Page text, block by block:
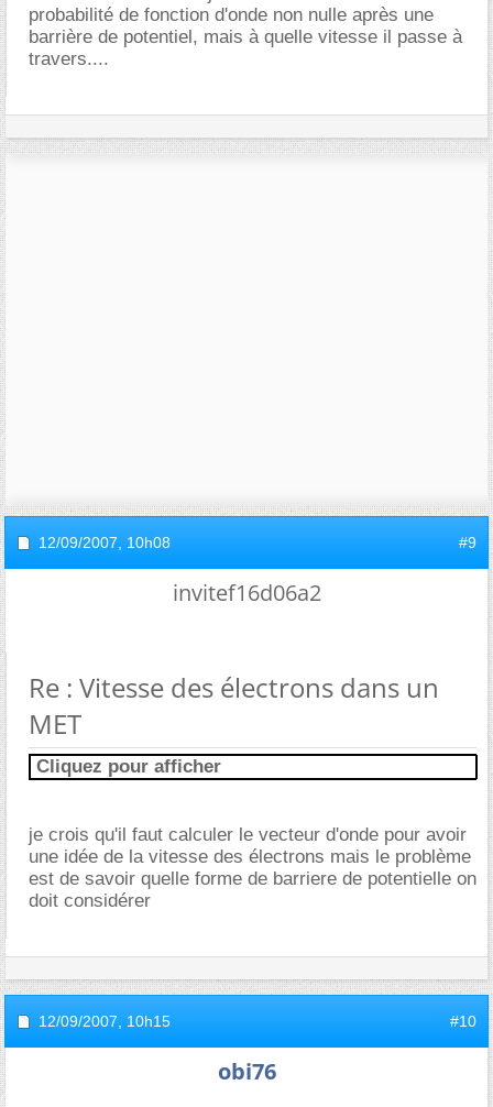
probabilité de fonction d'onde non nulle après une
barrière de potentiel, mais à quelle vitesse il passe à
travers....
12/09/2007, 10h08 #9
invitef16d06a2
Re : Vitesse des électrons dans un
MET
Cliquez pour afficher
je crois qu'il faut calculer le vecteur d'onde pour avoir
une idée de la vitesse des électrons mais le problème
est de savoir quelle forme de barriere de potentielle on
doit considérer
12/09/2007, 10h15 #10
obi76